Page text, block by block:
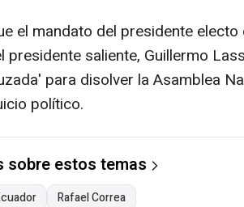
el mandato del presidente
presidente saliente, Guillermo
para disolver la Asamblea
político.
sobre estos temas
Rafael Correa